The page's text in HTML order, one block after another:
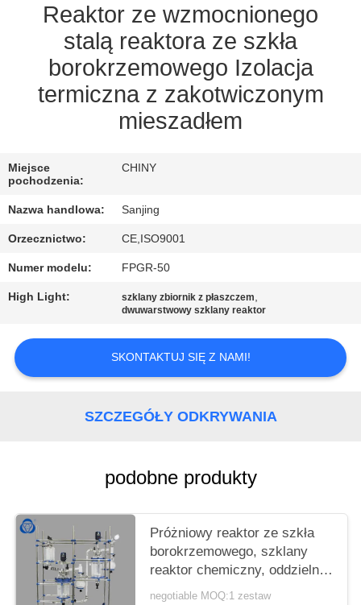
SITEMAP
POLICY
Reaktor ze wzmocnionego
stalą reaktora ze szkła
borokrzemowego Izolacja
termiczna z zakotwiczonym
mieszadłem
Miejsce
pochodzenia:
CHINY
Nazwa handlowa: Sanjing
Orzecznictwo: CE,ISO9001
Numer modelu: FPGR-50
High Light: szklany zbiornik z płaszczem,
dwuwarstwowy szklany reaktor
SKONTAKTUJ SIĘ Z NAMI!
SZCZEGÓŁY ODKRYWANIA
podobne produkty
Próżniowy reaktor ze szkła
borokrzemowego, szklany
reaktor chemiczny, oddzielnie
osłona czajnika
negotiable MOQ:1 zestaw